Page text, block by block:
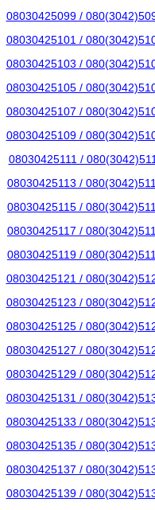
08030425099 /
08030425101 /
08030425103 /
08030425105 /
08030425107 /
08030425109 /
08030425111 /
08030425113 /
08030425115 /
08030425117 /
08030425119 /
08030425121 /
08030425123 /
08030425125 /
08030425127 /
08030425129 /
08030425131 /
08030425133 /
08030425135 /
08030425137 /
08030425139 /